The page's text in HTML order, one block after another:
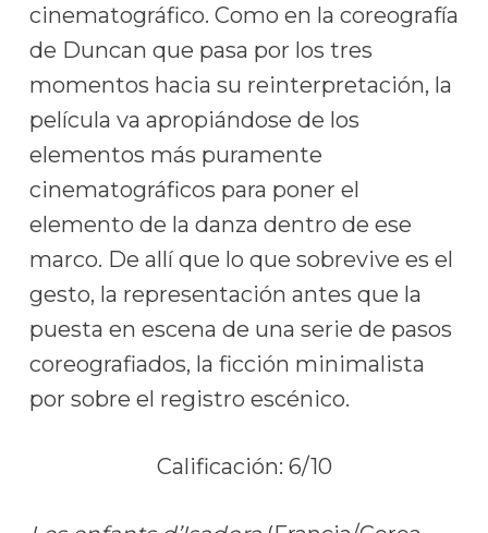
cinematográfico. Como en la coreografía
de Duncan que pasa por los tres
momentos hacia su reinterpretación, la
película va apropiándose de los
elementos más puramente
cinematográficos para poner el
elemento de la danza dentro de ese
marco. De allí que lo que sobrevive es el
gesto, la representación antes que la
puesta en escena de una serie de pasos
coreografiados, la ficción minimalista
por sobre el registro escénico.
Calificación: 6/10